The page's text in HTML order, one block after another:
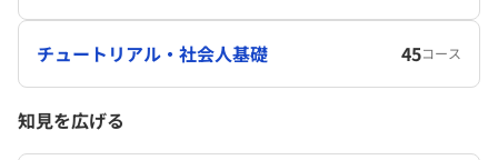
チュートリアル・社会人基礎 45コース
知見を広げる